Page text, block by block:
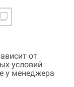
от
условий
у менеджера